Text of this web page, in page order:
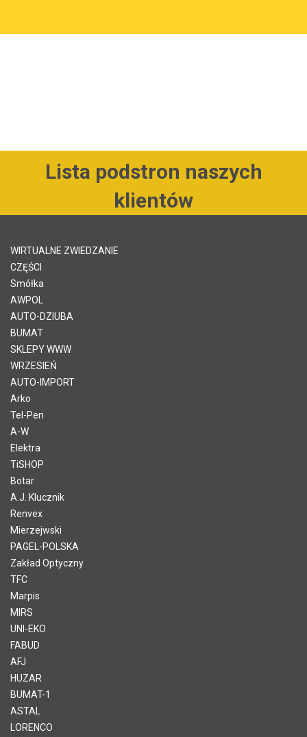
Lista podstron naszych
klientów
WIRTUALNE ZWIEDZANIE
CZĘŚCI
Smółka
AWPOL
AUTO-DZIUBA
BUMAT
SKLEPY WWW
WRZESIEŃ
AUTO-IMPORT
Arko
Tel-Pen
A-W
Elektra
TiSHOP
Botar
A.J. Klucznik
Renvex
Mierzejwski
PAGEL-POLSKA
Zakład Optyczny
TFC
Marpis
MIRS
UNI-EKO
FABUD
AFJ
HUZAR
BUMAT-1
ASTAL
LORENCO